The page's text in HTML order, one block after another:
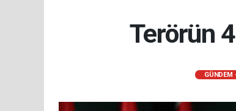
Terörün
GÜNDEM